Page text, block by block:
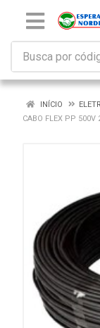
INÍCIO
CABO FLEX PP 500V